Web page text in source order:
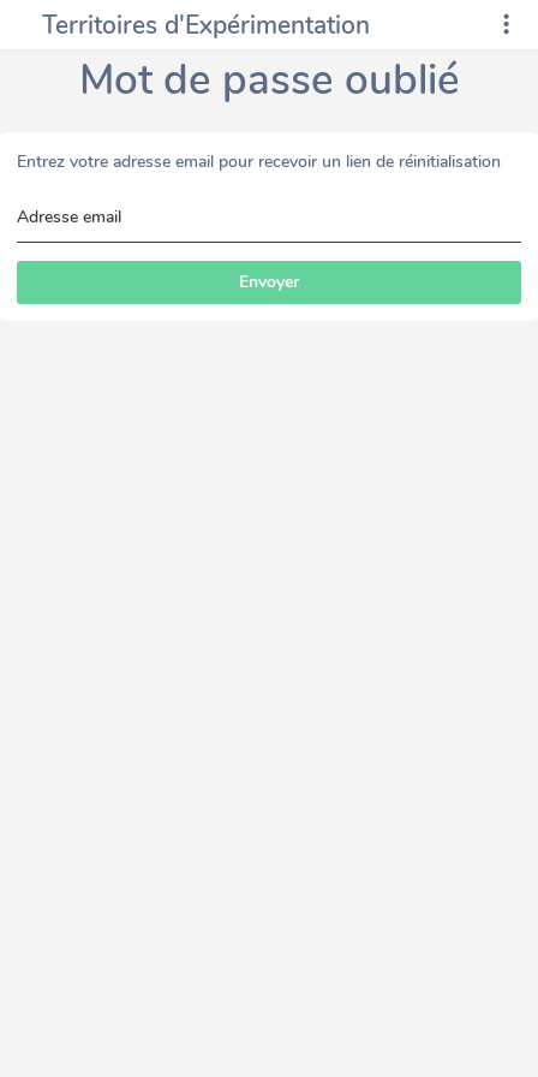
Territoires d'Expérimentation
Mot de passe oublié
Entrez votre adresse email pour recevoir un lien de réinitialisation
Adresse email
Envoyer